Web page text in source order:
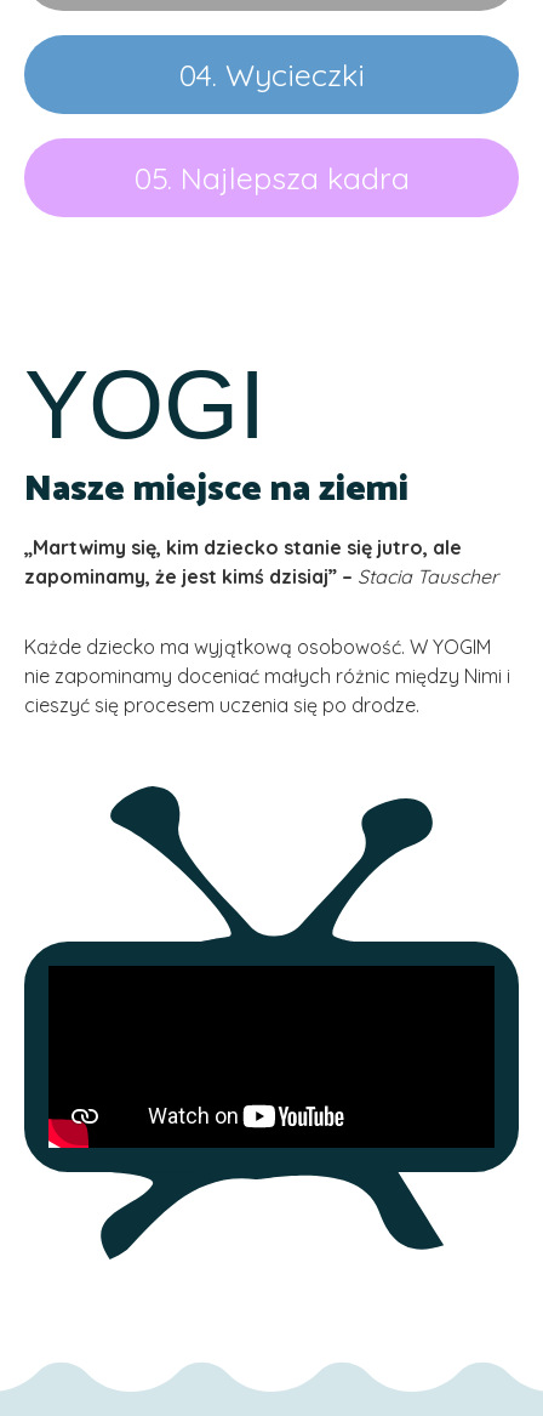
04. Wycieczki
05. Najlepsza kadra
YOGI
Nasze miejsce na ziemi
„Martwimy się, kim dziecko stanie się jutro, ale
zapominamy, że jest kimś dzisiaj” – Stacia Tauscher
Każde dziecko ma wyjątkową osobowość. W YOGIM
nie zapominamy doceniać małych różnic między Nimi i
cieszyć się procesem uczenia się po drodze.